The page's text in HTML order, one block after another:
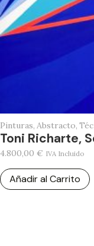
Pinturas, Abstracto,
Toni Richarte,
4.800,00 € IVA Incluido
Añadir al Carrito